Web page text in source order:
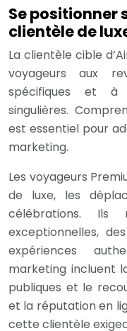
Se positionner
clientèle de
La clientèle cible
voyageurs aux
spécifiques et à
singulières.
est essentiel pour
marketing.
Les voyageurs
de luxe, les
célébrations. Ils
exceptionnelles,
expériences
marketing incluent
publiques et le
et la réputation en
cette clientèle